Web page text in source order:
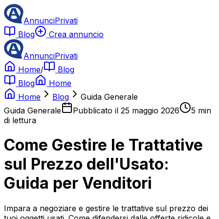
AnnunciPrivati
Blog
Crea annuncio
AnnunciPrivati
Home/
Blog
Blog
Home
Home
Blog
Guida Generale
Guida Generale
Pubblicato il 25 maggio 2026 5 min
di lettura
Come Gestire le Trattative
sul Prezzo dell'Usato:
Guida per Venditori
Impara a negoziare e gestire le trattative sul prezzo dei